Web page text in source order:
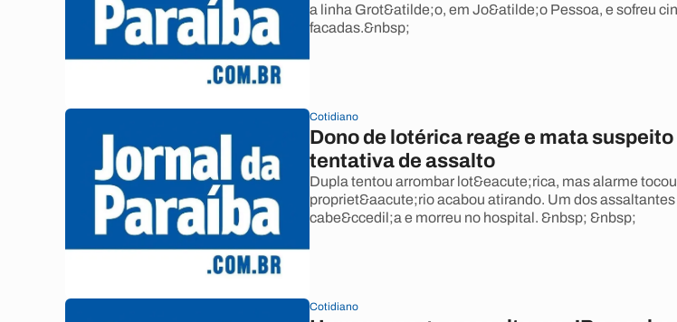
a linha Grot&atilde;o, em Jo&atilde;o Pessoa, e sofreu
facadas.&nbsp;
Cotidiano
Dono de lotérica reage e mata
tentativa de assalto
Dupla tentou arrombar lot&eacute;rica, mas alarme
propriet&aacute;rio acabou atirando. Um dos
cabe&ccedil;a e morreu no hospital. &nbsp; &nbsp;
Cotidiano